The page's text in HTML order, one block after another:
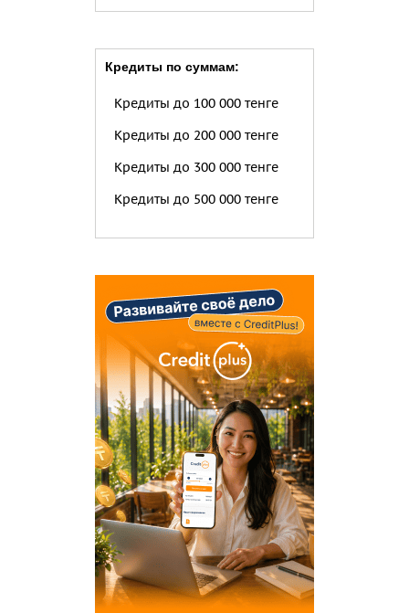
Кредиты по суммам:
Кредиты до 100 000 тенге
Кредиты до 200 000 тенге
Кредиты до 300 000 тенге
Кредиты до 500 000 тенге